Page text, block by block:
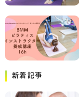
新着記事